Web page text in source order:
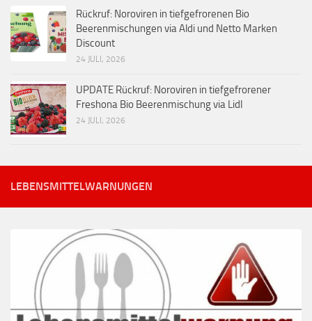
Rückruf: Noroviren in tiefgefrorenen Bio
Beerenmischungen via Aldi und Netto Marken
Discount
24 JULI, 2026
UPDATE Rückruf: Noroviren in tiefgefrorener
Freshona Bio Beerenmischung via Lidl
24 JULI, 2026
LEBENSMITTELWARNUNGEN